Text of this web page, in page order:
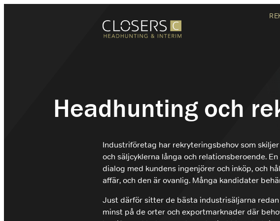
InterimslösningarHeadhunting och
Industriföretag har rekryteringsbehov som
och säljcyklerna långa och relationsberoende.
dialog med kundens ingenjörer och inköp, och
affär, och den är ovanlig. Många kandidater
Just därför sitter de bästa industrisäljarna
minst på de orter och exportmarknader där